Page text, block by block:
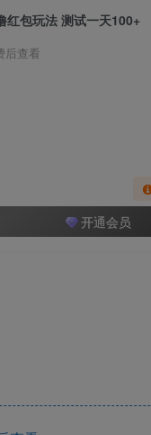
红包玩法 测试一天100+
后查看
开通会员